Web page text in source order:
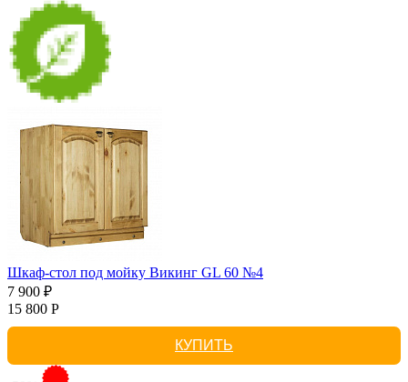
Шкаф-стол под мойку Викинг GL 60 №4
7 900 ₽
15 800 Р
КУПИТЬ